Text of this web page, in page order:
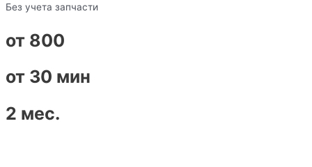
Без учета запчасти
от 800
от 30 мин
2 мес.